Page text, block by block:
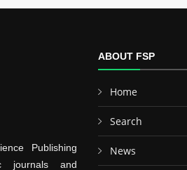
Publishing
journals and
ABOUT FSP
Home
Search
News